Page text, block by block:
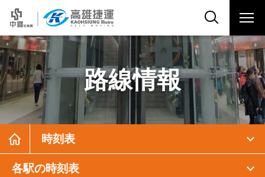
路線情報
時刻表
各駅の時刻表